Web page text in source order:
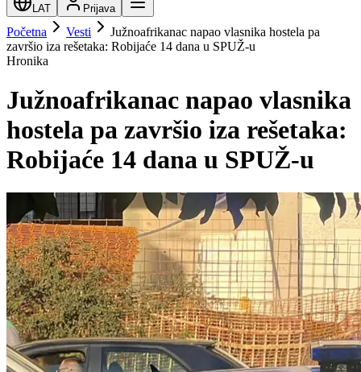
LAT Prijava
Početna Vesti
Južnoafrikanac napao vlasnika hostela pa
završio iza rešetaka: Robijaće 14 dana u SPUŽ-u
Hronika
Južnoafrikanac napao vlasnika
hostela pa završio iza rešetaka:
Robijaće 14 dana u SPUŽ-u